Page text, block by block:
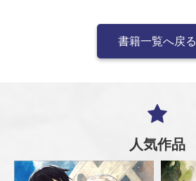
書籍一覧へ戻る
人気作品